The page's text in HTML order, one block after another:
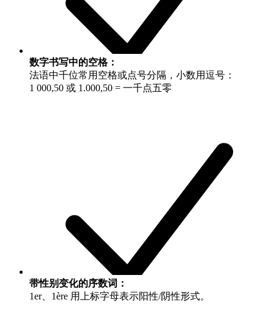
数字书写中的空格：
法语中千位常用空格或点号分隔，小数用逗号：
1 000,50 或 1.000,50 = 一千点五零
带性别变化的序数词：
1er、1ère 用上标字母表示阳性/阴性形式。